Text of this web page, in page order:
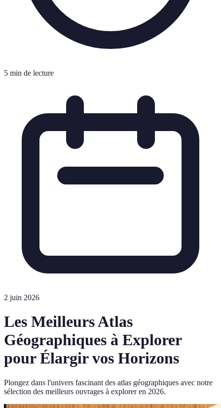
5 min de lecture
2 juin 2026
Les Meilleurs Atlas
Géographiques à Explorer
pour Élargir vos Horizons
Plongez dans l'univers fascinant des atlas géographiques avec notre
sélection des meilleurs ouvrages à explorer en 2026.